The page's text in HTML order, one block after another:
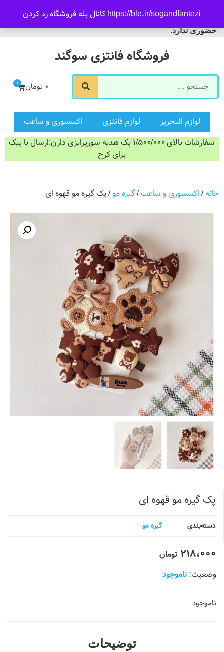
https://ble.ir/sogandfantezi کانال بله فروشگاه رد کردن
فروشگاه سوگند فروش
حضوری ندارد.
ورود/ثبت نام
فروشگاه فانتزی سوگند
0 تومان 0
لوازم التحریر لوازم فانتزی
اکسسوری و ساعت
سفارشات بالای 1/500/000 پک هدیه سورپرایزی دارن;ارسال با پیک
برای کرج
خانه/ اکسسوری و ساعت/گیره مو/ پک گیره مو قهوه ای
پک گیره مو قهوه ای
دسته‌بندی گیره مو
218،000 تومان
ناموجود
ناموجود
توضیحات